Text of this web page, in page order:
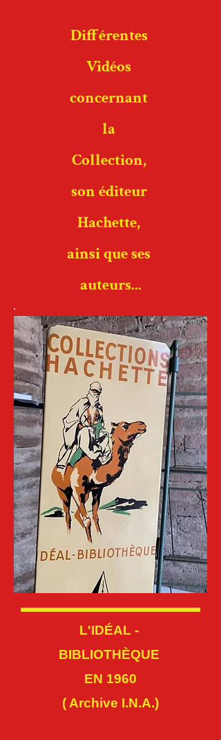
Différentes
Vidéos
concernant
la
Collection,
son éditeur
Hachette,
ainsi que ses
auteurs...
L'IDÉAL -
BIBLIOTHÈQUE
EN 1960
( Archive I.N.A.)